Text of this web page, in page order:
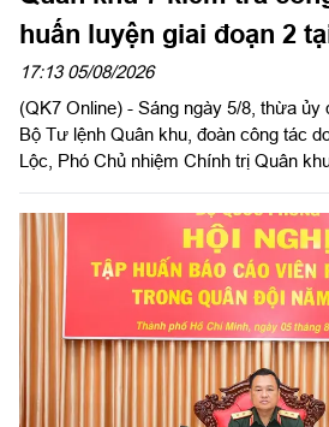
huấn luyện giai đoạn 2
Thành phố Hồ Chí Minh
17:13 05/08/2026
(QK7 Online) - Sáng ngày 5/8, thừa
Bộ Tư lệnh Quân khu, đoàn công tác
Lộc, Phó Chủ nhiệm Chính trị Quân
năm 2026 tại Trung đoàn Minh Đạm
(CHQS) phường Tam Long (Bộ Tư